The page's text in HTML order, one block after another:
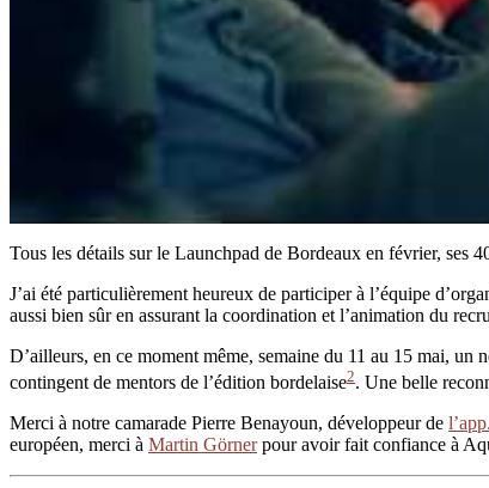
Tous les détails sur le Launchpad de Bordeaux en février, ses
J’ai été particulièrement heureux de participer à l’équipe
aussi bien sûr en assurant la coordination et l’animation du
D’ailleurs, en ce moment même, semaine du 11 au 15 mai, un
contingent de mentors de l’édition bordelaise2. Une belle
Merci à notre camarade Pierre Benayoun, développeur de
européen, merci à Martin Görnerpour avoir fait confiance à